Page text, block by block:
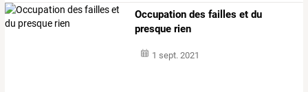
Occupation des failles et du
presque rien
1 sept. 2021